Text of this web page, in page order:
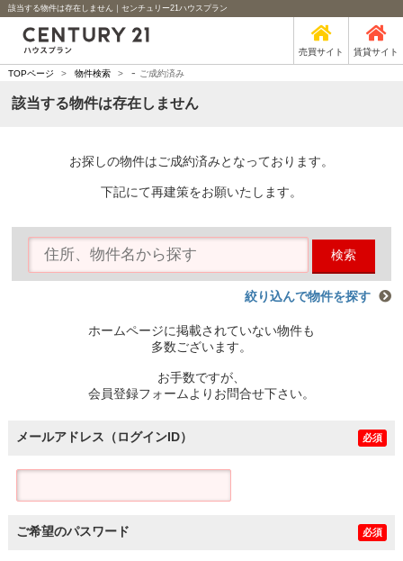
該当する物件は存在しません｜センチュリー21ハウスプラン
売買サイト 賃貸サイト
TOPページ > 物件検索 > - ご成約済み
該当する物件は存在しません
お探しの物件はご成約済みとなっております。
下記にて再建策をお願いたします。
検索
絞り込んで物件を探す
ホームページに掲載されていない物件も
多数ございます。
お手数ですが、
会員登録フォームよりお問合せ下さい。
メールアドレス（ログインID） 必須
ご希望のパスワード 必須